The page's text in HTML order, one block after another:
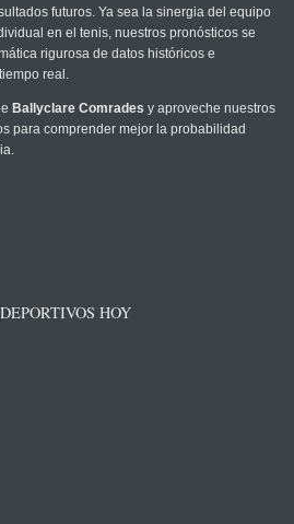
futuros. Ya sea la sinergia del equipo
en el tenis, nuestros pronósticos se
rigurosa de datos históricos e
real.
Ballyclare Comrades y aproveche nuestros
para comprender mejor la probabilidad
HOY